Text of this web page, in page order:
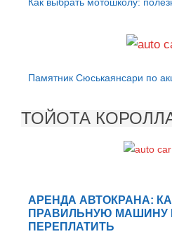
Памятник Сюськаянсари по
ТОЙОТА
АРЕНДА АВТОКРАНА:
ПРАВИЛЬНУЮ МАШИНУ
ПЕРЕПЛАТИТЬ